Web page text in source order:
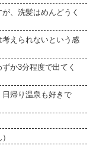
、洗髪はめんどうく
えられないという感
か3分程度で出てく
帰り温泉も好きで